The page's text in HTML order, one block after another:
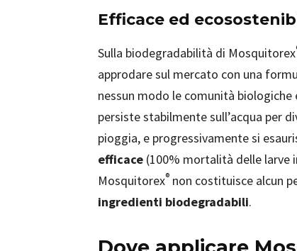
Efficace ed
Sulla biodegradabilità di Mosquitorex
approdare sul mercato con una
nessun modo le comunità
persiste stabilmente sull’acqua per
pioggia, e progressivamente si
efficace (100% mortalità delle larve
Mosquitorex® non costituisce alcun
ingredienti biodegradabili.